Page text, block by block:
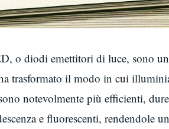
o diodi emettitori di luce, sono
trasformato il modo in cui
notevolmente più efficienti,
e fluorescenti, rendendole